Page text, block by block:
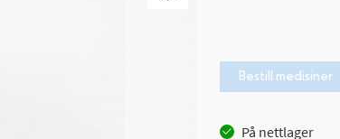
Bestill medisiner
På nettlager